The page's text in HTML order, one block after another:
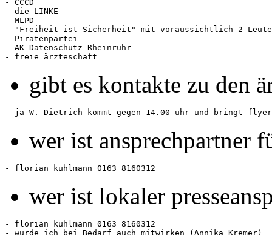
- CCCD
- die LINKE
- MLPD
- "Freiheit ist Sicherheit" mit voraussichtlich 2
- Piratenpartei
- AK Datenschutz Rheinruhr
gibt es kontakte zu den
wer ist ansprechpartner
wer ist lokaler
- florian kuhlmann 0163 8160312